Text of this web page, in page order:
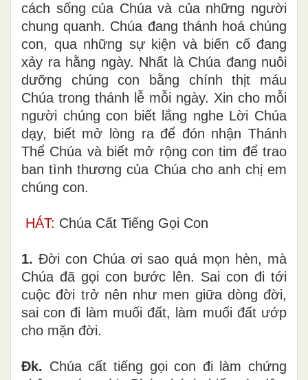
cách sống của Chúa và của những người
chung quanh. Chúa đang thánh hoá chúng
con, qua những sự kiện và biến cố đang
xảy ra hằng ngày. Nhất là Chúa đang nuôi
dưỡng chúng con bằng chính thịt máu
Chúa trong thánh lễ mỗi ngày. Xin cho mỗi
người chúng con biết lắng nghe Lời Chúa
dạy, biết mở lòng ra để đón nhận Thánh
Thể Chúa và biết mở rộng con tim để trao
ban tình thương của Chúa cho anh chị em
chúng con.
HÁT: Chúa Cất Tiếng Gọi Con
1. Đời con Chúa ơi sao quá mọn hèn, mà
Chúa đã gọi con bước lên. Sai con đi tới
cuộc đời trở nên như men giữa dòng đời,
sai con đi làm muối đất, làm muối đất ướp
cho mặn đời.
Đk. Chúa cất tiếng gọi con đi làm chứng